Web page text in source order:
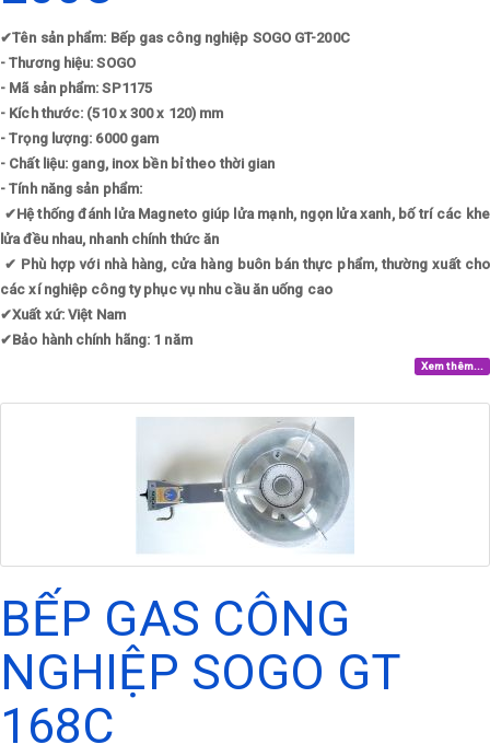
✔Tên sản phẩm: Bếp gas công nghiệp SOGO GT-200C
- Thương hiệu: SOGO
- Mã sản phẩm: SP1175
- Kích thước: (510 x 300 x 120) mm
- Trọng lượng: 6000 gam
- Chất liệu: gang, inox bền bỉ theo thời gian
- Tính năng sản phẩm:
✔Hệ thống đánh lửa Magneto giúp lửa mạnh, ngọn lửa xanh, bố trí các khe
lửa đều nhau, nhanh chính thức ăn
✔ Phù hợp với nhà hàng, cửa hàng buôn bán thực phẩm, thường xuất cho
các xí nghiệp công ty phục vụ nhu cầu ăn uống cao
✔Xuất xứ: Việt Nam
✔Bảo hành chính hãng: 1 năm
Xem thêm...
BẾP GAS CÔNG
NGHIỆP SOGO GT
168C